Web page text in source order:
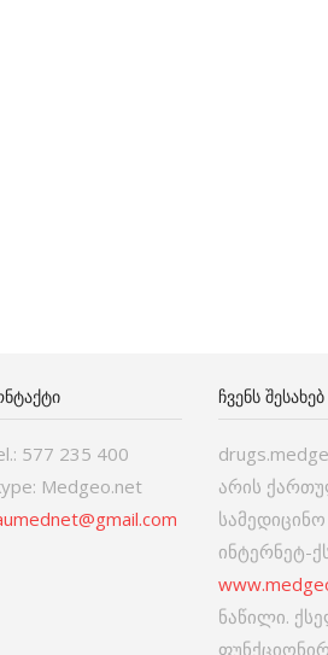
577 235 400
Medgeo.net
ᲩᲕᲔᲜᲡ ᲨᲔᲡᲐᲮᲔᲑ
არის
სამედიცინო
ინტერნეტ-
ნაწილი.